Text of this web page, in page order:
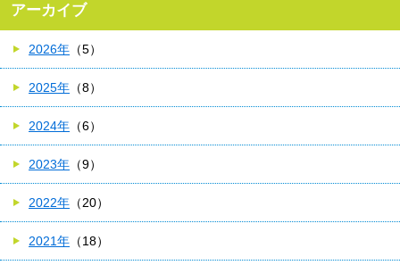
アーカイブ
2026年 （5）
2025年 （8）
2024年 （6）
2023年 （9）
2022年 （20）
2021年 （18）